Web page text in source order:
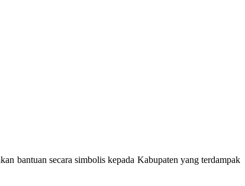
bantuan secara simbolis kepada Kabupaten yang terdampak